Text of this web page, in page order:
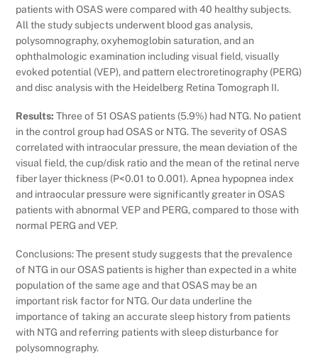
patients with OSAS were compared with 40 healthy subjects.
All the study subjects underwent blood gas analysis,
polysomnography, oxyhemoglobin saturation, and an
ophthalmologic examination including visual field, visually
evoked potential (VEP), and pattern electroretinography (PERG)
and disc analysis with the Heidelberg Retina Tomograph II.
Results:Three of 51 OSAS patients (5.9%) had NTG. No patient
in the control group had OSAS or NTG. The severity of OSAS
correlated with intraocular pressure, the mean deviation of the
visual field, the cup/disk ratio and the mean of the retinal nerve
fiber layer thickness (P<0.01 to 0.001). Apnea hypopnea index
and intraocular pressure were significantly greater in OSAS
patients with abnormal VEP and PERG, compared to those with
normal PERG and VEP.
Conclusions: The present study suggests that the prevalence
of NTG in our OSAS patients is higher than expected in a white
population of the same age and that OSAS may be an
important risk factor for NTG. Our data underline the
importance of taking an accurate sleep history from patients
with NTG and referring patients with sleep disturbance for
polysomnography.